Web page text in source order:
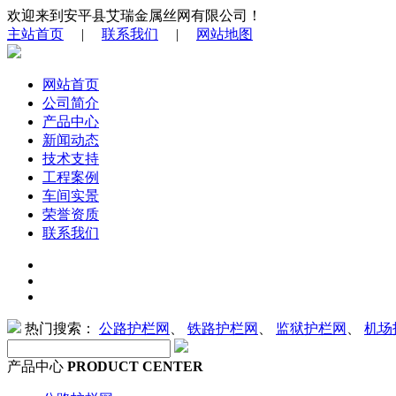
欢迎来到安平县艾瑞金属丝网有限公司！
主站首页 | 联系我们 | 网站地图
网站首页
公司简介
产品中心
新闻动态
技术支持
工程案例
车间实景
荣誉资质
联系我们
热门搜索： 公路护栏网 铁路护栏网 监狱护栏网 机场
产品中心 PRODUCT CENTER